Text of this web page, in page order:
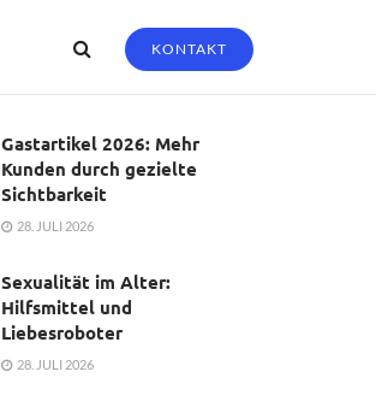
KONTAKT
Gastartikel 2026: Mehr
Kunden durch gezielte
Sichtbarkeit
28. JULI 2026
Sexualität im Alter:
Hilfsmittel und
Liebesroboter
28. JULI 2026